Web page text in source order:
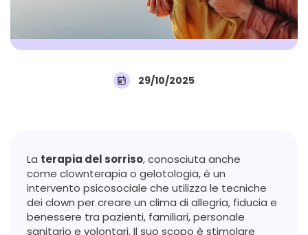
29/10/2025
La terapia del sorriso, conosciuta anche
come clownterapia o gelotologia, è un
intervento psicosociale che utilizza le tecniche
dei clown per creare un clima di allegria, fiducia e
benessere tra pazienti, familiari, personale
sanitario e volontari. Il suo scopo è stimolare